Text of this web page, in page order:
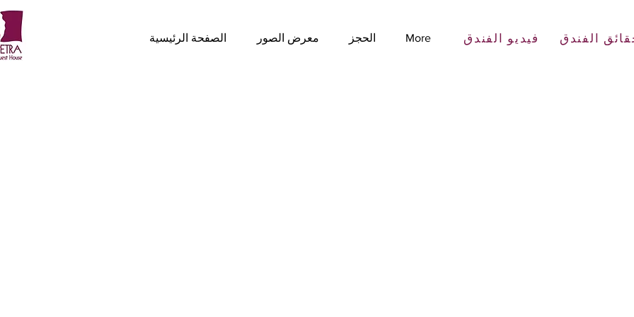
الصفحة الرئيسية معرض الصور الحجز More فيديو الفندق